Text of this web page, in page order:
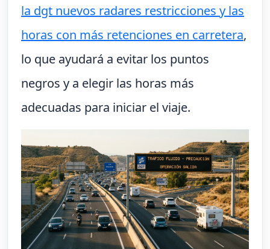
la dgt nuevos radares restricciones y las
horas con más retenciones en carretera,
lo que ayudará a evitar los puntos
negros y a elegir las horas más
adecuadas para iniciar el viaje.